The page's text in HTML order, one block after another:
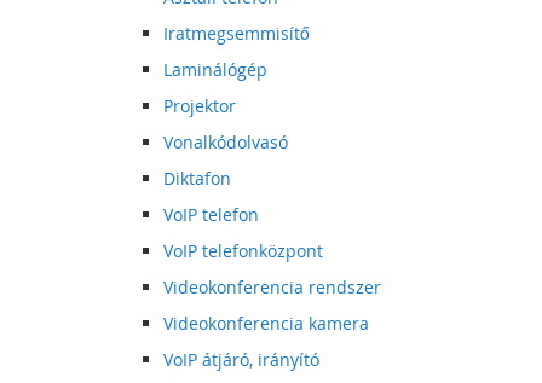
Iratmegsemmisítő
Laminálógép
Projektor
Vonalkódolvasó
Diktafon
VoIP telefon
VoIP telefonközpont
Videokonferencia rendszer
Videokonferencia kamera
VoIP átjáró, irányító